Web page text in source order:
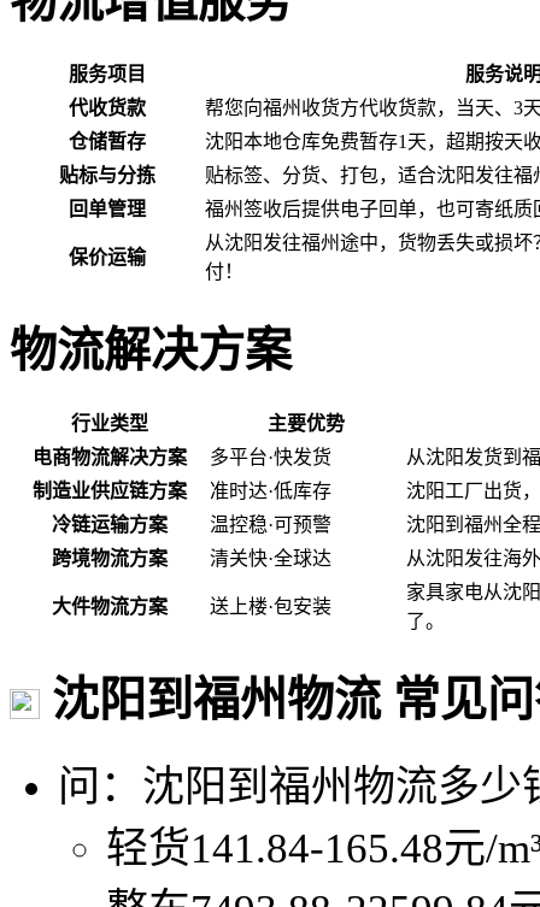
服务项目
服务说
代收货款
帮您向福州收货方代收货款，当天、3
仓储暂存
沈阳本地仓库免费暂存1天，超期按天
贴标与分拣
贴标签、分货、打包，适合沈阳发往
回单管理
福州签收后提供电子回单，也可寄纸质
保价运输
从沈阳发往福州途中，货物丢失或损
付！
物流解决方案
行业类型
主要优势
电商物流解决方案
多平台·快发货
从沈阳发货到
制造业供应链方案
准时达·低库存
沈阳工厂出货
冷链运输方案
温控稳·可预警
沈阳到福州全
跨境物流方案
清关快·全球达 从沈阳发往海
大件物流方案 送上楼·包安装
家具家电从沈
了。
沈阳到福州物流 常见
问：沈阳到福州物流多少
轻货141.84-165.48元/